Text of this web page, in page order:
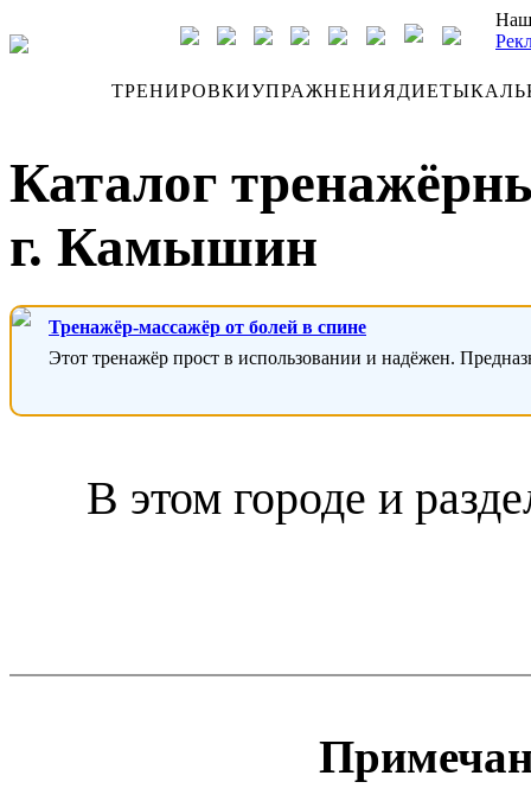
ТРЕНИРОВКИУПРАЖНЕНИЯДИЕТЫ
Каталог
г. Камышин
Тренажёр-массажёр от болей в спине
Этот тренажёр прост в использовании и надёжен.
В этом городе и